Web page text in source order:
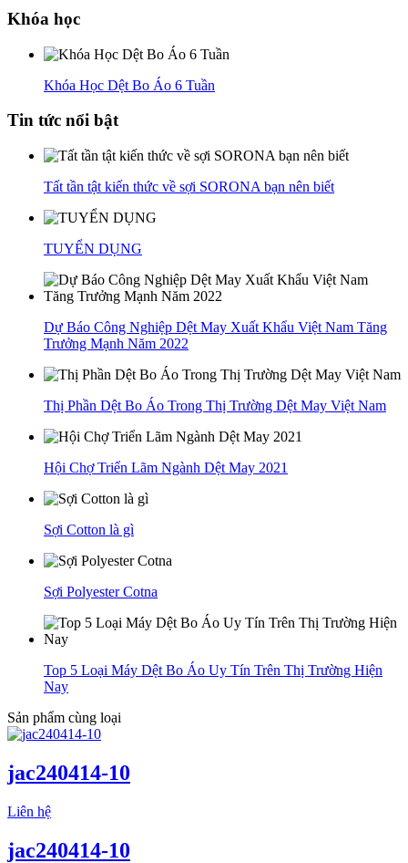
Khóa học
Khóa Học Dệt Bo Áo 6 Tuần
Tin tức nổi bật
Tất tần tật kiến thức về sợi SORONA bạn nên biết
TUYỂN DỤNG
Dự Báo Công Nghiệp Dệt May Xuất Khẩu Việt Nam Tăng
Trưởng Mạnh Năm 2022
Thị Phần Dệt Bo Áo Trong Thị Trường Dệt May Việt Nam
Hội Chợ Triển Lãm Ngành Dệt May 2021
Sợi Cotton là gì
Sợi Polyester Cotna
Top 5 Loại Máy Dệt Bo Áo Uy Tín Trên Thị Trường Hiện
Nay
Sản phẩm cùng loại
jac240414-10
Liên hệ
jac240414-10